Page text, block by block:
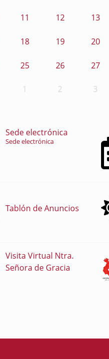
11 12 13
18 19 20
25 26 27
1 2 3
Sede electrónica
Sede electrónica
Tablón de Anuncios
Visita Virtual Ntra.
Señora de Gracia